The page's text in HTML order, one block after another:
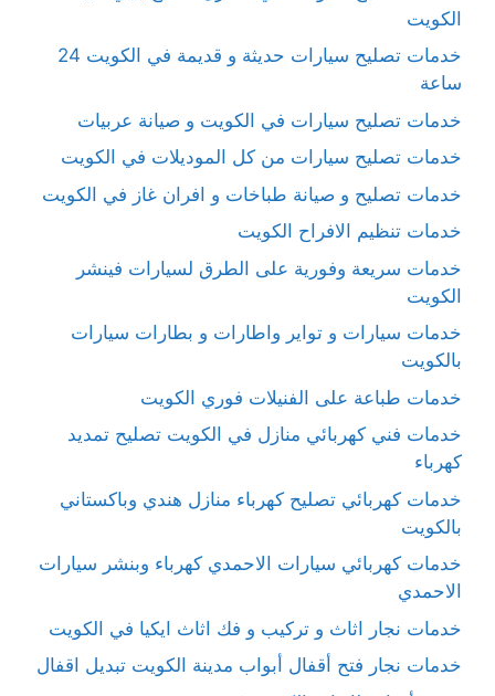
الكويت
خدمات تصليح سيارات حديثة و قديمة في الكويت 24
ساعة
خدمات تصليح سيارات في الكويت و صيانة عربيات
خدمات تصليح سيارات من كل الموديلات في الكويت
خدمات تصليح و صيانة طباخات و افران غاز في الكويت
خدمات تنظيم الافراح الكويت
خدمات سريعة وفورية على الطرق لسيارات فينشر
الكويت
خدمات سيارات و تواير واطارات و بطارات سيارات
بالكويت
خدمات طباعة على الفنيلات فوري الكويت
خدمات فني كهربائي منازل في الكويت تصليح تمديد
كهرباء
خدمات كهربائي تصليح كهرباء منازل هندي وباكستاني
بالكويت
خدمات كهربائي سيارات الاحمدي كهرباء وبنشر سيارات
الاحمدي
خدمات نجار اثاث و تركيب و فك اثاث ايكيا في الكويت
خدمات نجار فتح أقفال أبواب مدينة الكويت تبديل اقفال